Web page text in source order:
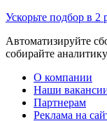
Ускорьте подбор в 2
Автоматизируйте
собирайте
О компании
Наши
Партнерам
Реклама на